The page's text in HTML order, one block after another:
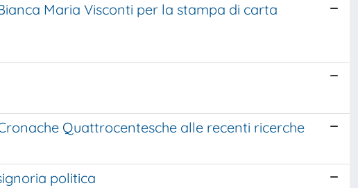
Maria Visconti per la stampa di carta
Quattrocentesche alle recenti ricerche
politica